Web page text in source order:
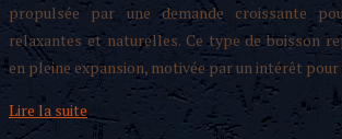
propulsée par une demande croissante
relaxantes et naturelles. Ce type de boisson
en pleine expansion, motivée par un intérêt
Lire la suite